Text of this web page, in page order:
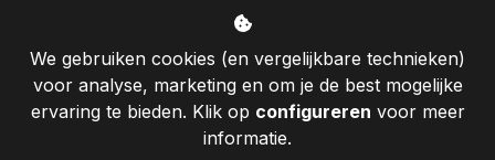
We gebruiken cookies (en vergelijkbare technieken)
voor analyse, marketing en om je de best mogelijke
ervaring te bieden. Klik op configureren voor meer
informatie.